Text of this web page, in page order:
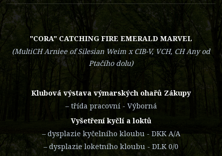
"CORA" CATCHING FIRE EMERALD MARVEL
(MultiCH Arniee of Silesian Weim x CIB-V, VCH, CH Any od
Ptačího dolu)
Klubová výstava výmarských ohařů Zákupy
– třída pracovní - Výborná
Vyšetření kyčlí a loktů
– dysplazie kyčelního kloubu - DKK A/A
– dysplazie loketního kloubu - DLK 0/0